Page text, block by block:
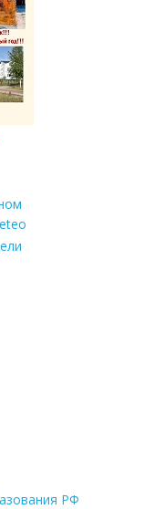
РФ